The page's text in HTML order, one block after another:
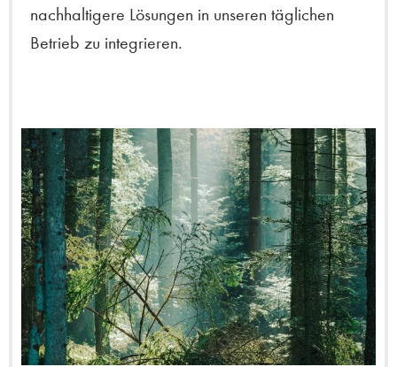
nachhaltigere Lösungen in unseren täglichen
Betrieb zu integrieren.